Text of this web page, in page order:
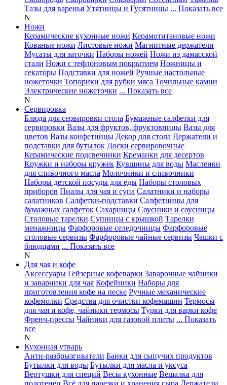
Тазы для варенья Утятницы и Гусятницы ... Показать все
N
Ножи
Керамические кухонные ножи Керамотитановые ножи
Кованые ножи Листовые ножи Магнитные держатели
Мусаты для заточки Наборы ножей Ножи из дамасской
стали Ножи с тефлоновым покрытием Ножницы и
секаторы Подставки для ножей Ручные настольные
ножеточки Топорики для рубки мяса Точильные камни
Электрические ножеточки ... Показать все
N
Сервировка
Блюда для сервировки стола Бумажные салфетки для
сервировки Вазы для фруктов, фруктовницы Вазы для
цветов Вазы конфетницы Декор для стола Держатели и
подставки для бутылок Доски сервировочные
Керамические подсвечники Креманки для десертов
Кружки и наборы кружек Кувшины для воды Масленки
для сливочного масла Молочники и сливочники
Наборы детской посуды для еды Наборы столовых
приборов Пиалы для чая и супа Салатники и наборы
салатников Салфетки-подставки Салфетницы для
бумажных салфеток Сахарницы Соусники и соусницы
Столовые тарелки Супницы с крышкой Тарелки
менажницы Фарфоровые селедочницы Фарфоровые
столовые сервизы Фарфоровые чайные сервизы Чашки с
блюдцами ... Показать все
N
Для чая и кофе
Аксессуары Гейзерные кофеварки Заварочные чайники
и заварники для чая Кофейники Наборы для
приготовления кофе на песке Ручные механические
кофемолки Средства для очистки кофемашин Термосы
для чая и кофе, чайники термосы Турки для варки кофе
Френч-прессы Чайники для газовой плиты ... Показать
все
N
Кухонная утварь
Анти-разбрызгиватели Банки для сыпучих продуктов
Бутылки для воды Бутылки для масла и уксуса
Вертушки для специй Весы кухонные Вешалка для
полотенец Всё для нарезки и хранения сыра Держатели